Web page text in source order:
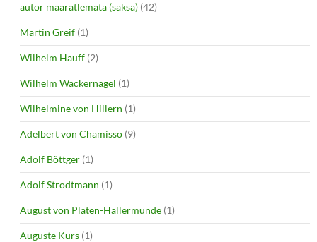
autor määratlemata (saksa) (42)
Martin Greif (1)
Wilhelm Hauff (2)
Wilhelm Wackernagel (1)
Wilhelmine von Hillern (1)
Adelbert von Chamisso (9)
Adolf Böttger (1)
Adolf Strodtmann (1)
August von Platen-Hallermünde (1)
Auguste Kurs (1)